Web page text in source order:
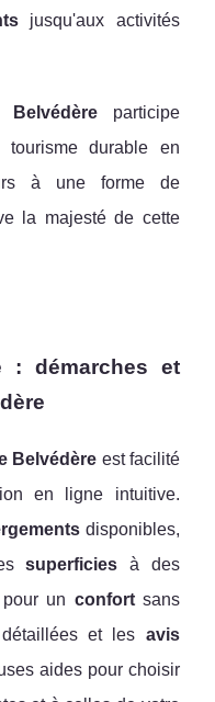
jusqu'aux activités
Belvédèreparticipe
durable en
à une forme de
la majesté de cette
: démarches et
Belvédère est facilité
en ligne intuitive.
disponibles,
superficies à des
un confortsans
et les avis
aides pour choisir